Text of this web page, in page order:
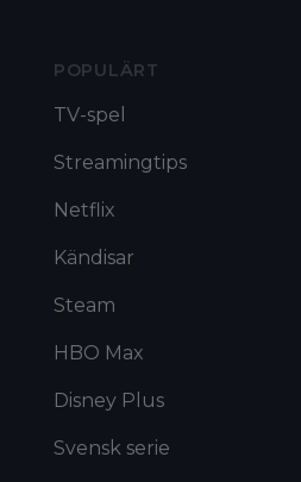
POPULÄRT
TV-spel
Streamingtips
Netflix
Kändisar
Steam
HBO Max
Disney Plus
Svensk serie